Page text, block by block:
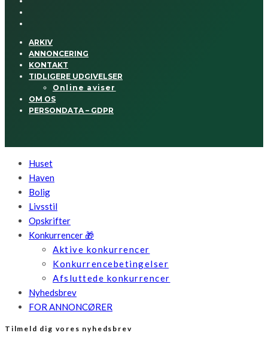
ARKIV
ANNONCERING
KONTAKT
TIDLIGERE UDGIVELSER
Online aviser
OM OS
PERSONDATA – GDPR
Huset
Haven
Bolig
Livsstil
Opskrifter
Konkurrencer 🎁
Aktive konkurrencer
Konkurrencebetingelser
Afsluttede konkurrencer
Nyhedsbrev
FOR ANNONCØRER
Tilmeld dig vores nyhedsbrev